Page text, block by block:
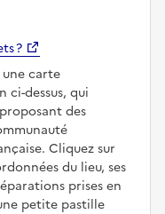
?
une carte
ci-dessus, qui
des
Cliquez sur
du lieu, ses
prises en
petite pastille